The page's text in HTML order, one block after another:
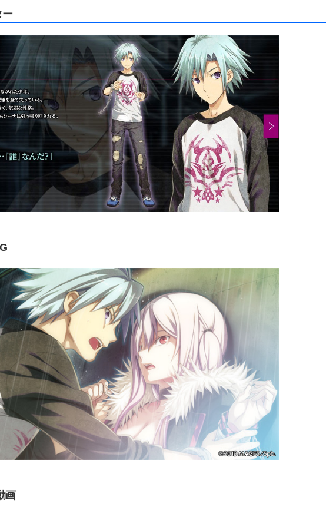
ー
画